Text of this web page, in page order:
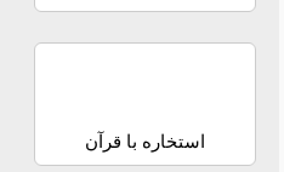
استخاره با قرآن